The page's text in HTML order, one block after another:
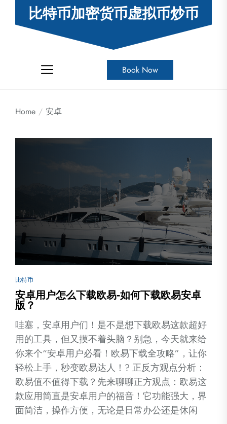
比特币加密货币虚拟币炒币
Book Now
Home 安卓
比特币
安卓用户怎么下载欧易-如何下载欧易安卓
版？
哇塞，安卓用户们！是不是想下载欧易这款超好
用的工具，但又摸不着头脑？别急，今天就来给
你来个“安卓用户必看！欧易下载全攻略”，让你
轻松上手，秒变欧易达人！? 正反方观点分析：
欧易值不值得下载？先来聊聊正方观点：欧易这
款应用简直是安卓用户的福音！它功能强大，界
面简洁，操作方便，无论是日常办公还是休闲